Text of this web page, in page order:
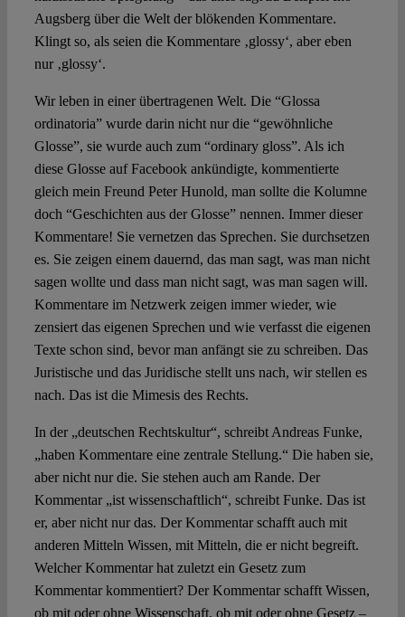
Augsberg über die Welt der blökenden Kommentare.
Klingt so, als seien die Kommentare ‚glossy‘, aber eben
nur ‚glossy‘.
Wir leben in einer übertragenen Welt. Die “Glossa
ordinatoria” wurde darin nicht nur die “gewöhnliche
Glosse”, sie wurde auch zum “ordinary gloss”. Als ich
diese Glosse auf Facebook ankündigte, kommentierte
gleich mein Freund Peter Hunold, man sollte die Kolumne
doch “Geschichten aus der Glosse” nennen. Immer dieser
Kommentare! Sie vernetzen das Sprechen. Sie durchsetzen
es. Sie zeigen einem dauernd, das man sagt, was man nicht
sagen wollte und dass man nicht sagt, was man sagen will.
Kommentare im Netzwerk zeigen immer wieder, wie
zensiert das eigenen Sprechen und wie verfasst die eigenen
Texte schon sind, bevor man anfängt sie zu schreiben. Das
Juristische und das Juridische stellt uns nach, wir stellen es
nach. Das ist die Mimesis des Rechts.
In der „deutschen Rechtskultur“, schreibt Andreas Funke,
„haben Kommentare eine zentrale Stellung.“ Die haben sie,
aber nicht nur die. Sie stehen auch am Rande. Der
Kommentar „ist wissenschaftlich“, schreibt Funke. Das ist
er, aber nicht nur das. Der Kommentar schafft auch mit
anderen Mitteln Wissen, mit Mitteln, die er nicht begreift.
Welcher Kommentar hat zuletzt ein Gesetz zum
Kommentar kommentiert? Der Kommentar schafft Wissen,
ob mit oder ohne Wissenschaft, ob mit oder ohne Gesetz –